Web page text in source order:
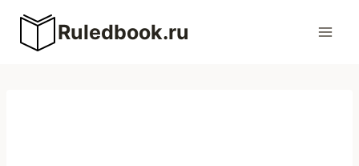
Перейти
содержимому
Ruledbook.ru